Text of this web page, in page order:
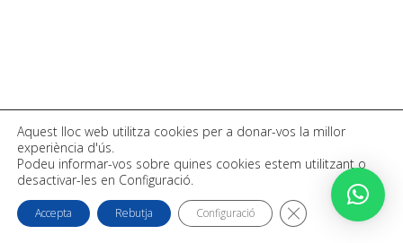
Aquest lloc web utilitza cookies per a donar-vos la millor
experiència d'ús.
Podeu informar-vos sobre quines cookies estem utilitzant o
desactivar-les en Configuració.
Accepta Rebutja Configuració TANCA EL BÀNER